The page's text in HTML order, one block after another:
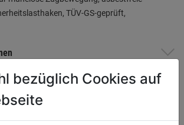
TÜV-GS-geprüft,
AUS DIESER
bezüglich Cookies auf